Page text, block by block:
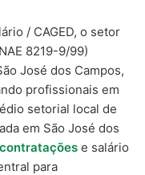
/ CAGED, o setor
8219-9/99)
José dos Campos,
profissionais em
setorial local de
em São José dos
e salário
para